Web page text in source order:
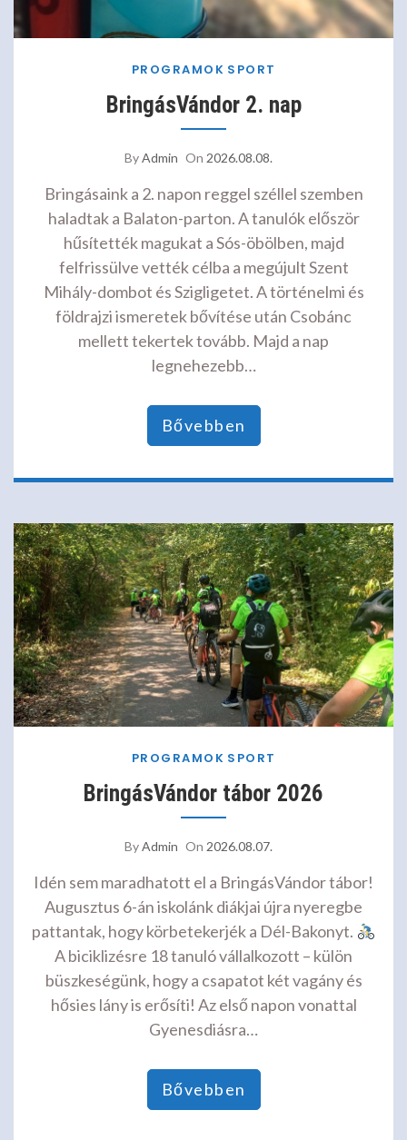
PROGRAMOK SPORT
BringásVándor 2. nap
ByAdmin On 2026.08.08.
Bringásaink a 2. napon reggel széllel szemben
haladtak a Balaton-parton. A tanulók először
hűsítették magukat a Sós-öbölben, majd
felfrissülve vették célba a megújult Szent
Mihály-dombot és Szigligetet. A történelmi és
földrajzi ismeretek bővítése után Csobánc
mellett tekertek tovább. Majd a nap
legnehezebb…
Bővebben
PROGRAMOK SPORT
BringásVándor tábor 2026
ByAdmin On 2026.08.07.
Idén sem maradhatott el a BringásVándor tábor!
Augusztus 6-án iskolánk diákjai újra nyeregbe
pattantak, hogy körbetekerjék a Dél-Bakonyt.
A biciklizésre 18 tanuló vállalkozott – külön
büszkeségünk, hogy a csapatot két vagány és
hősies lány is erősíti! Az első napon vonattal
Gyenesdiásra…
Bővebben